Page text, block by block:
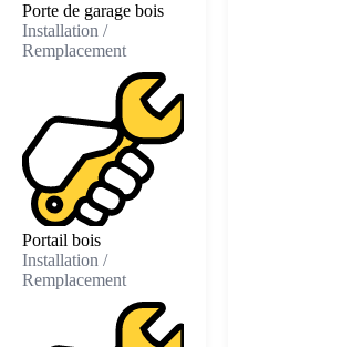
Porte de garage bois
Installation /
Remplacement
Portail bois
Installation /
Remplacement